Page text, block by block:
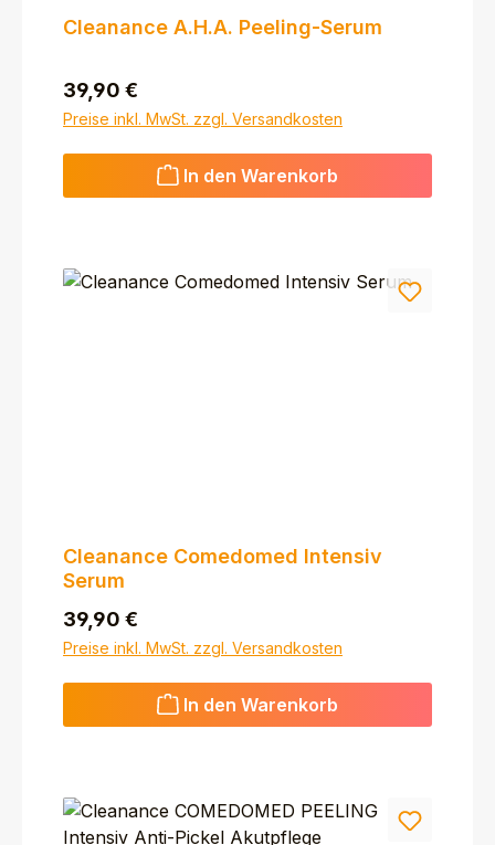
Cleanance A.H.A. Peeling-Serum
Regulärer Preis:
39,90 €
Preise inkl. MwSt. zzgl. Versandkosten
In den Warenkorb
Cleanance Comedomed Intensiv
Serum
Regulärer Preis:
39,90 €
Preise inkl. MwSt. zzgl. Versandkosten
In den Warenkorb